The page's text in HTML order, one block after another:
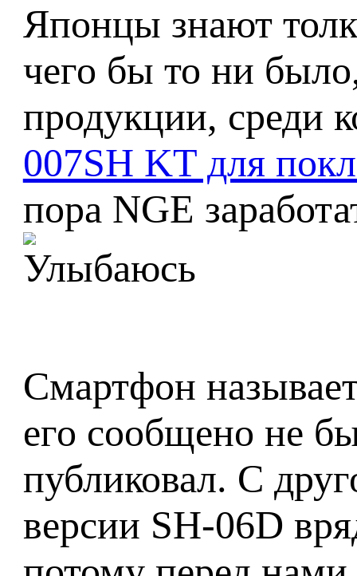
Японцы знают толк
чего бы то ни
продукции, среди
007SH KT для
пора NGE
Смартфон
его сообщено не
публиковал. С
версии SH-06D